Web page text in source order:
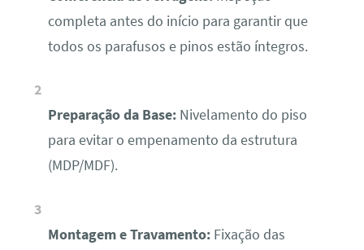
completa antes do início para garantir que
todos os parafusos e pinos estão íntegros.
Preparação da Base:Nivelamento do piso
para evitar o empenamento da estrutura
(MDP/MDF).
Montagem e Travamento:Fixação das